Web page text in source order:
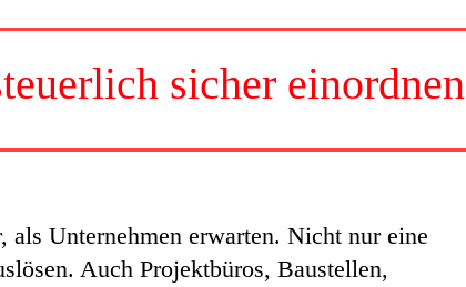
sicher einordnen
Unternehmen erwarten. Nicht nur eine
Auch Projektbüros, Baustellen,